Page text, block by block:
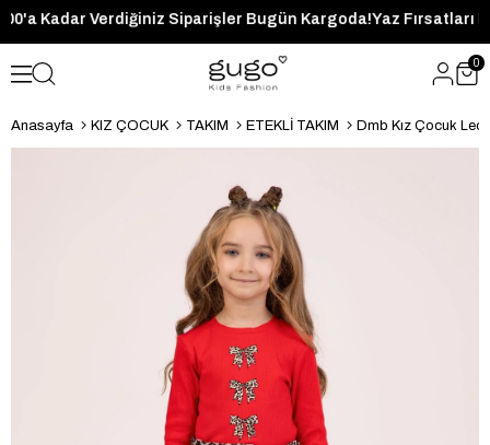
14:00'a Kadar Verdiğiniz Siparişler Bugün Kargoda! Yaz
0
Anasayfa KIZ ÇOCUK TAKIM ETEKLİ TAKIM Dmb Kız Çocuk